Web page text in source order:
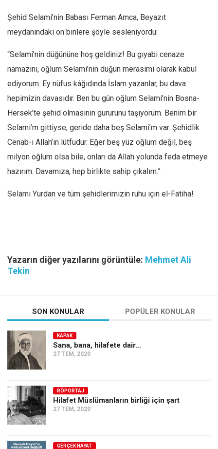
Şehid Selami’nin Babası Ferman Amca, Beyazıt
meydanındaki on binlere şöyle sesleniyordu:
“Selami’nin düğününe hoş geldiniz! Bu gıyabi cenaze
namazını, oğlum Selami’nin düğün merasimi olarak kabul
ediyorum. Ey nüfus kâğıdında İslam yazanlar, bu dava
hepimizin davasıdır. Ben bu gün oğlum Selami’nin Bosna-
Hersek’te şehid olmasının gururunu taşıyorum. Benim bir
Selami’m gittiyse, geride daha beş Selami’m var. Şehidlik
Cenab-ı Allah’ın lütfudur. Eğer beş yüz oğlum değil, beş
milyon oğlum olsa bile, onları da Allah yolunda feda etmeye
hazırım. Davamıza, hep birlikte sahip çıkalım.”
Selami Yurdan ve tüm şehidlerimizin ruhu için el-Fatiha!
Yazarın diğer yazılarını görüntüle: Mehmet Ali
Tekin
SON KONULAR POPÜLER KONULAR
KAPAK
Sana, bana, hilafete dair…
27 TEM, 2020
RÖPORTAJ
Hilafet Müslümanların birliği için şart
27 TEM, 2020
GERÇEK HAYAT